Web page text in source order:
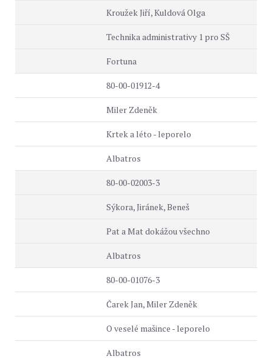
Kroužek Jiří, Kuldová Olga
Technika administrativy 1 pro SŠ
Fortuna
80-00-01912-4
Miler Zdeněk
Krtek a léto - leporelo
Albatros
80-00-02003-3
Sýkora, Jiránek, Beneš
Pat a Mat dokážou všechno
Albatros
80-00-01076-3
Čarek Jan, Miler Zdeněk
O veselé mašince - leporelo
Albatros